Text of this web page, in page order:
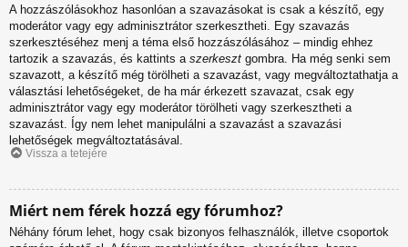
A hozzászólásokhoz hasonlóan a szavazásokat is csak a készítő, egy
moderátor vagy egy adminisztrátor szerkesztheti. Egy szavazás
szerkesztéséhez menj a téma első hozzászólásához – mindig ehhez
tartozik a szavazás, és kattints a szerkeszt gombra. Ha még senki sem
szavazott, a készítő még törölheti a szavazást, vagy megváltoztathatja a
választási lehetőségeket, de ha már érkezett szavazat, csak egy
adminisztrátor vagy egy moderátor törölheti vagy szerkesztheti a
szavazást. Így nem lehet manipulálni a szavazást a szavazási
lehetőségek megváltoztatásával.
Vissza a tetejére
Miért nem férek hozzá egy fórumhoz?
Néhány fórum lehet, hogy csak bizonyos felhasználók, illetve csoportok